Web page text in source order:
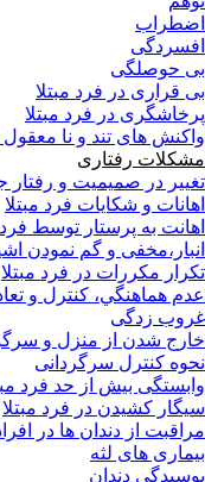
اضطراب
افسردگی
بی حوصلگی
بی قراری در فرد مبتلا
پرخاشگری در فرد مبتلا
واکنش های تند و نا معقول
مشکلات رفتاری
تغییر در صمیمیت و
اهانات و شکایات فرد مبتلا
اهانت به پرستار توسط فرد
انبار،مخفی و گم نمودن
تکرار مکررات در فرد مبتلا
عدم هماهنگي، كنترل و
غروب زدگی
خارج شدن از منزل و
نحوه کنترل سرگردانی
وابستگی بیش از حد فرد
سیگار کشیدن در فرد مبتلا
مراقبت از دندان ها در
بیماری های لثه
پوسیدگی دندان